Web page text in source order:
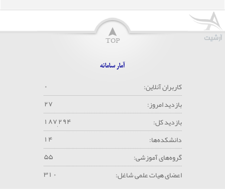
آمار سامانه
کاربران آنلاین:
۰
بازدید امروز:
۲۷
بازدید کل:
۱۸۷,۲۹۴
دانشکده‌ها:
۱۴
گروه‌های آموزشی:
۵۵
اعضای هیات علمی شاغل:
۳۱ ۰